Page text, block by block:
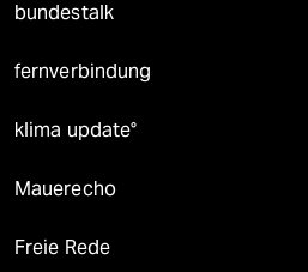
bundestalk
fernverbindung
klima update°
Mauerecho
Freie Rede